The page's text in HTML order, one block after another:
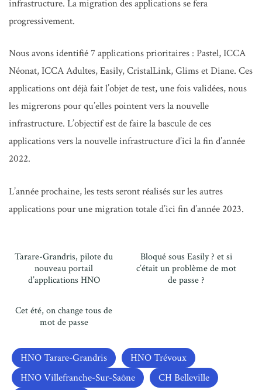
infrastructure. La migration des applications se fera
progressivement.
Nous avons identifié 7 applications prioritaires : Pastel, ICCA
Néonat, ICCA Adultes, Easily, CristalLink, Glims et Diane. Ces
applications ont déjà fait l’objet de test, une fois validées, nous
les migrerons pour qu’elles pointent vers la nouvelle
infrastructure. L’objectif est de faire la bascule de ces
applications vers la nouvelle infrastructure d’ici la fin d’année
2022.
L’année prochaine, les tests seront réalisés sur les autres
applications pour une migration totale d’ici fin d’année 2023.
Tarare-Grandris, pilote du
nouveau portail
d’applications HNO
Bloqué sous Easily ? et si
c’était un problème de mot
de passe ?
Cet été, on change tous de
mot de passe
HNO Tarare-Grandris
HNO Trévoux
HNO Villefranche-Sur-Saône
CH Belleville